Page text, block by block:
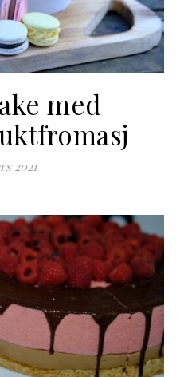
med
2021